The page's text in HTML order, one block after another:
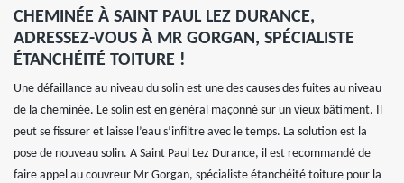
CHEMINÉE À SAINT PAUL LEZ DURANCE,
ADRESSEZ-VOUS À MR GORGAN, SPÉCIALISTE
ÉTANCHÉITÉ TOITURE !
Une défaillance au niveau du solin est une des causes des fuites au niveau
de la cheminée. Le solin est en général maçonné sur un vieux bâtiment. Il
peut se fissurer et laisse l’eau s’infiltre avec le temps. La solution est la
pose de nouveau solin. A Saint Paul Lez Durance, il est recommandé de
faire appel au couvreur Mr Gorgan, spécialiste étanchéité toiture pour la